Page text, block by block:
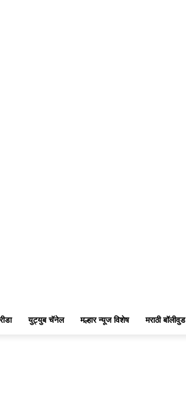
युट्युब चॅनेल मल्हार न्यूज विशेष मराठी बॉलीवुड